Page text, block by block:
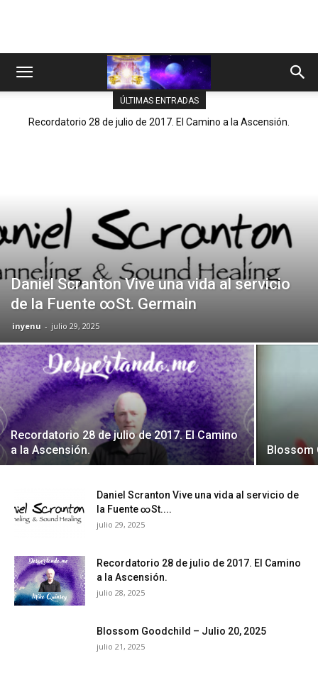
ÚLTIMAS ENTRADAS
Recordatorio 28 de julio de 2017. El Camino a la Ascensión.
Daniel Scranton Vive una vida al servicio
de la Fuente ∞St. Germain
inyenu - julio 29, 2025
Recordatorio 28 de julio de 2017. El Camino
a la Ascensión.
Blossom
Daniel Scranton Vive una vida al servicio de
la Fuente ∞St....
julio 29, 2025
Recordatorio 28 de julio de 2017. El Camino
a la Ascensión.
julio 28, 2025
Blossom Goodchild – Julio 20, 2025
julio 21, 2025